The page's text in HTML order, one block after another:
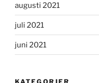
augusti 2021
juli 2021
juni 2021